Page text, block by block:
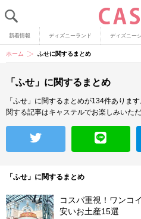
新着情報 ディズニーランド ディズニー
ホーム ふせに関するまとめ
「ふせ」に関するまとめ
「ふせ」に関するまとめが134件あります
関する記事はキャステルでお楽しみいただ
「ふせ」に関するまとめ
コスパ重視！ワンコ
安いお土産15選